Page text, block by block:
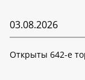
03.08.2026
Открыты 642-е